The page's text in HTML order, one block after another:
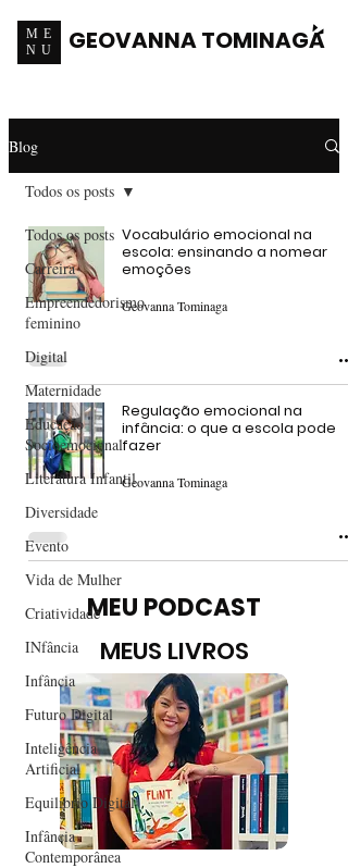
ME
NU
GEOVANNA TOMINAGA
Blog
Todos os posts
Carreira
Empreendedorismo
feminino
Digital
Maternidade
Educação
Socioemocional
Literatura Infantil
Diversidade
Evento
Vida de Mulher
Criatividade
INfância
Infância
Futuro Digital
Inteligência
Artificial
Equilíbrio Digital
Infância
Contemporânea
Todos os posts
Vocabulário emocional na
escola: ensinando a nomear
emoções
Geovanna Tominaga
Regulação emocional na
infância: o que a escola pode
fazer
Geovanna Tominaga
MEU PODCAST
MEUS LIVROS